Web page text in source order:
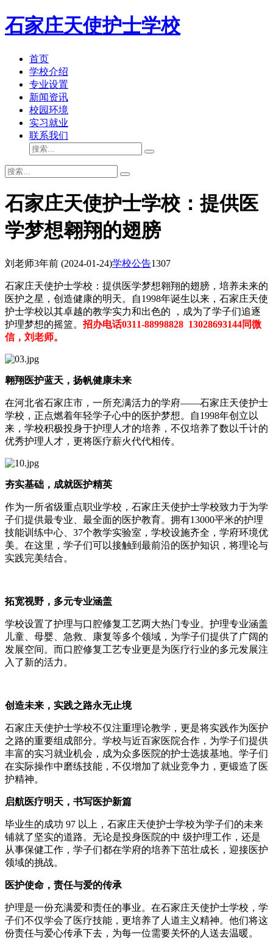
石家庄天使护士学校
首页
学校介绍
专业设置
新闻资讯
校园环境
实习就业
联系我们
石家庄天使护士学校：提供医
学梦想翱翔的翅膀
刘老师3年前 (2024-01-24)学校公告1307
石家庄天使护士学校：提供医学梦想翱翔的翅膀，培养未来的
医护之星，创造健康的明天。自1998年诞生以来，石家庄天使
护士学校以其卓越的教学实力和出色的 ，成为了学子们追逐
护理梦想的摇篮。 招办电话0311-88998828 13028693144同微
信，刘老师。
翱翔医护蓝天，扬帆健康未来
在河北省石家庄市，一所充满活力的学府——石家庄天使护士
学校，正点燃着年轻学子心中的医护梦想。自1998年创立以
来，学校积极投身于护理人才的培养，不仅培养了数以千计的
优秀护理人才，更将医疗薪火代代相传。
夯实基础，成就医护精英
作为一所省级重点职业学校，石家庄天使护士学校致力于为学
子们提供最专业、最全面的医护教育。拥有13000平米的护理
技能训练中心、37个教学实验室，学校设施齐全，学府环境优
美。在这里，学子们可以接触到最前沿的医护知识，将理论与
实践完美结合。
拓宽视野，多元专业涵盖
学校设置了护理与口腔修复工艺两大热门专业。护理专业涵盖
儿童、母婴、急救、康复等多个领域，为学子们提供了广阔的
发展空间。而口腔修复工艺专业更是为医疗行业的多元发展注
入了新的活力。
创造未来，实践之路永无止境
石家庄天使护士学校不仅注重理论教学，更是将实践作为医护
之路的重要组成部分。学校与近百家医院合作，为学子们提供
丰富的实习就业机会，成为众多医院的护士选拔基地。学子们
在实际操作中磨练技能，不仅增加了就业竞争力，更锻造了医
护精神。
启航医疗明天，书写医护新篇
毕业生的成功 97 以上，石家庄天使护士学校为学子们的未来
铺就了坚实的道路。无论是投身医院的中 级护理工作，还是
从事保健工作，学子们都在学府的培养下茁壮成长，迎接医护
领域的挑战。
医护使命，责任与爱的传承
护理是一份充满爱和责任的事业。在石家庄天使护士学校，学
子们不仅学会了医疗技能，更培养了人道主义精神。他们将这
份责任与爱心传承下去，为每一位需要关怀的人送去温暖。